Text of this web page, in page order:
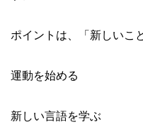
ポイントは、「新しいこ
運動を始める
新しい言語を学ぶ